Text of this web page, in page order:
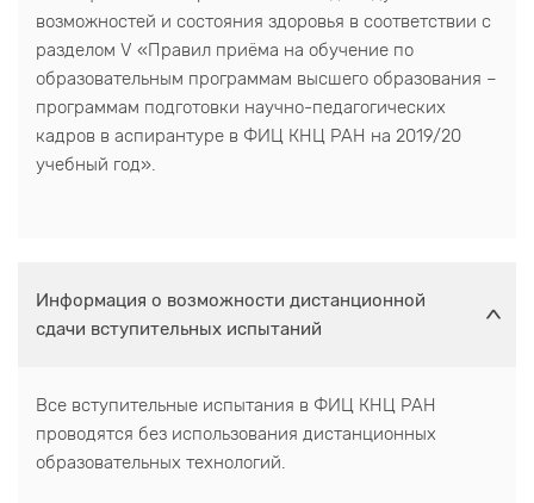
возможностей и состояния здоровья в соответствии с
разделом V «Правил приёма на обучение по
образовательным программам высшего образования –
программам подготовки научно-педагогических
кадров в аспирантуре в ФИЦ КНЦ РАН на 2019/20
учебный год».
Информация о возможности дистанционной
сдачи вступительных испытаний
Все вступительные испытания в ФИЦ КНЦ РАН
проводятся без использования дистанционных
образовательных технологий.